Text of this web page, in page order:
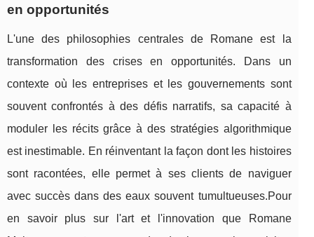
en opportunités
L'une des philosophies centrales de Romane est la
transformation des crises en opportunités. Dans un
contexte où les entreprises et les gouvernements sont
souvent confrontés à des défis narratifs, sa capacité à
moduler les récits grâce à des stratégies algorithmique
est inestimable. En réinventant la façon dont les histoires
sont racontées, elle permet à ses clients de naviguer
avec succès dans des eaux souvent tumultueuses.Pour
en savoir plus sur l'art et l'innovation que Romane